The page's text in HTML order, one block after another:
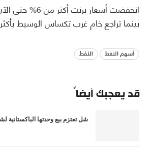
انخفضت أسعار برنت
بينما تراجع خام غرب تكساس الوسيط بأكثر
أسهم النفط النفط
قد يعجبك أيضاً
شل تعتزم بيع وحدتها الباكستانية